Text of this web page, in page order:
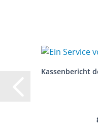
Kassenbericht